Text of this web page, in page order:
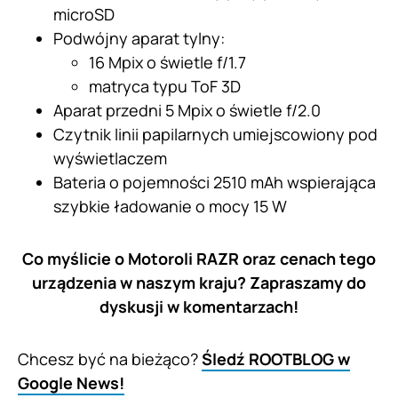
microSD
Podwójny aparat tylny:
16 Mpix o świetle f/1.7
matryca typu ToF 3D
Aparat przedni 5 Mpix o świetle f/2.0
Czytnik linii papilarnych umiejscowiony pod
wyświetlaczem
Bateria o pojemności 2510 mAh wspierająca
szybkie ładowanie o mocy 15 W
Co myślicie o Motoroli RAZR oraz cenach tego
urządzenia w naszym kraju? Zapraszamy do
dyskusji w komentarzach!
Chcesz być na bieżąco?Śledź ROOTBLOG w
Google News!